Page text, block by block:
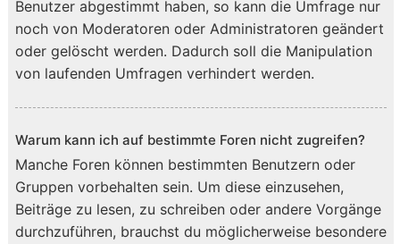
Benutzer abgestimmt haben, so kann die Umfrage nur
noch von Moderatoren oder Administratoren geändert
oder gelöscht werden. Dadurch soll die Manipulation
von laufenden Umfragen verhindert werden.
Warum kann ich auf bestimmte Foren nicht zugreifen?
Manche Foren können bestimmten Benutzern oder
Gruppen vorbehalten sein. Um diese einzusehen,
Beiträge zu lesen, zu schreiben oder andere Vorgänge
durchzuführen, brauchst du möglicherweise besondere